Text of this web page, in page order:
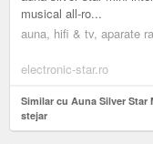
musical all-ro...
auna, hifi & tv, aparate
electronic-star.ro
Similar cu Auna Silver Star
stejar